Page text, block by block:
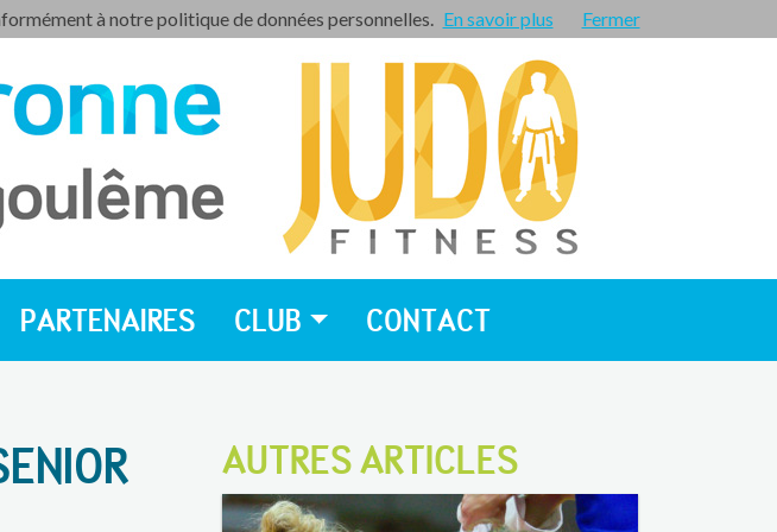
Espace privé
PARTENAIRES CLUB CONTACT
AUTRES ARTICLES
à notre politique de données personnelles. En savoir plus Fermer